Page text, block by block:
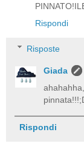
Rispondi
Risposte
Giada
Rispondi